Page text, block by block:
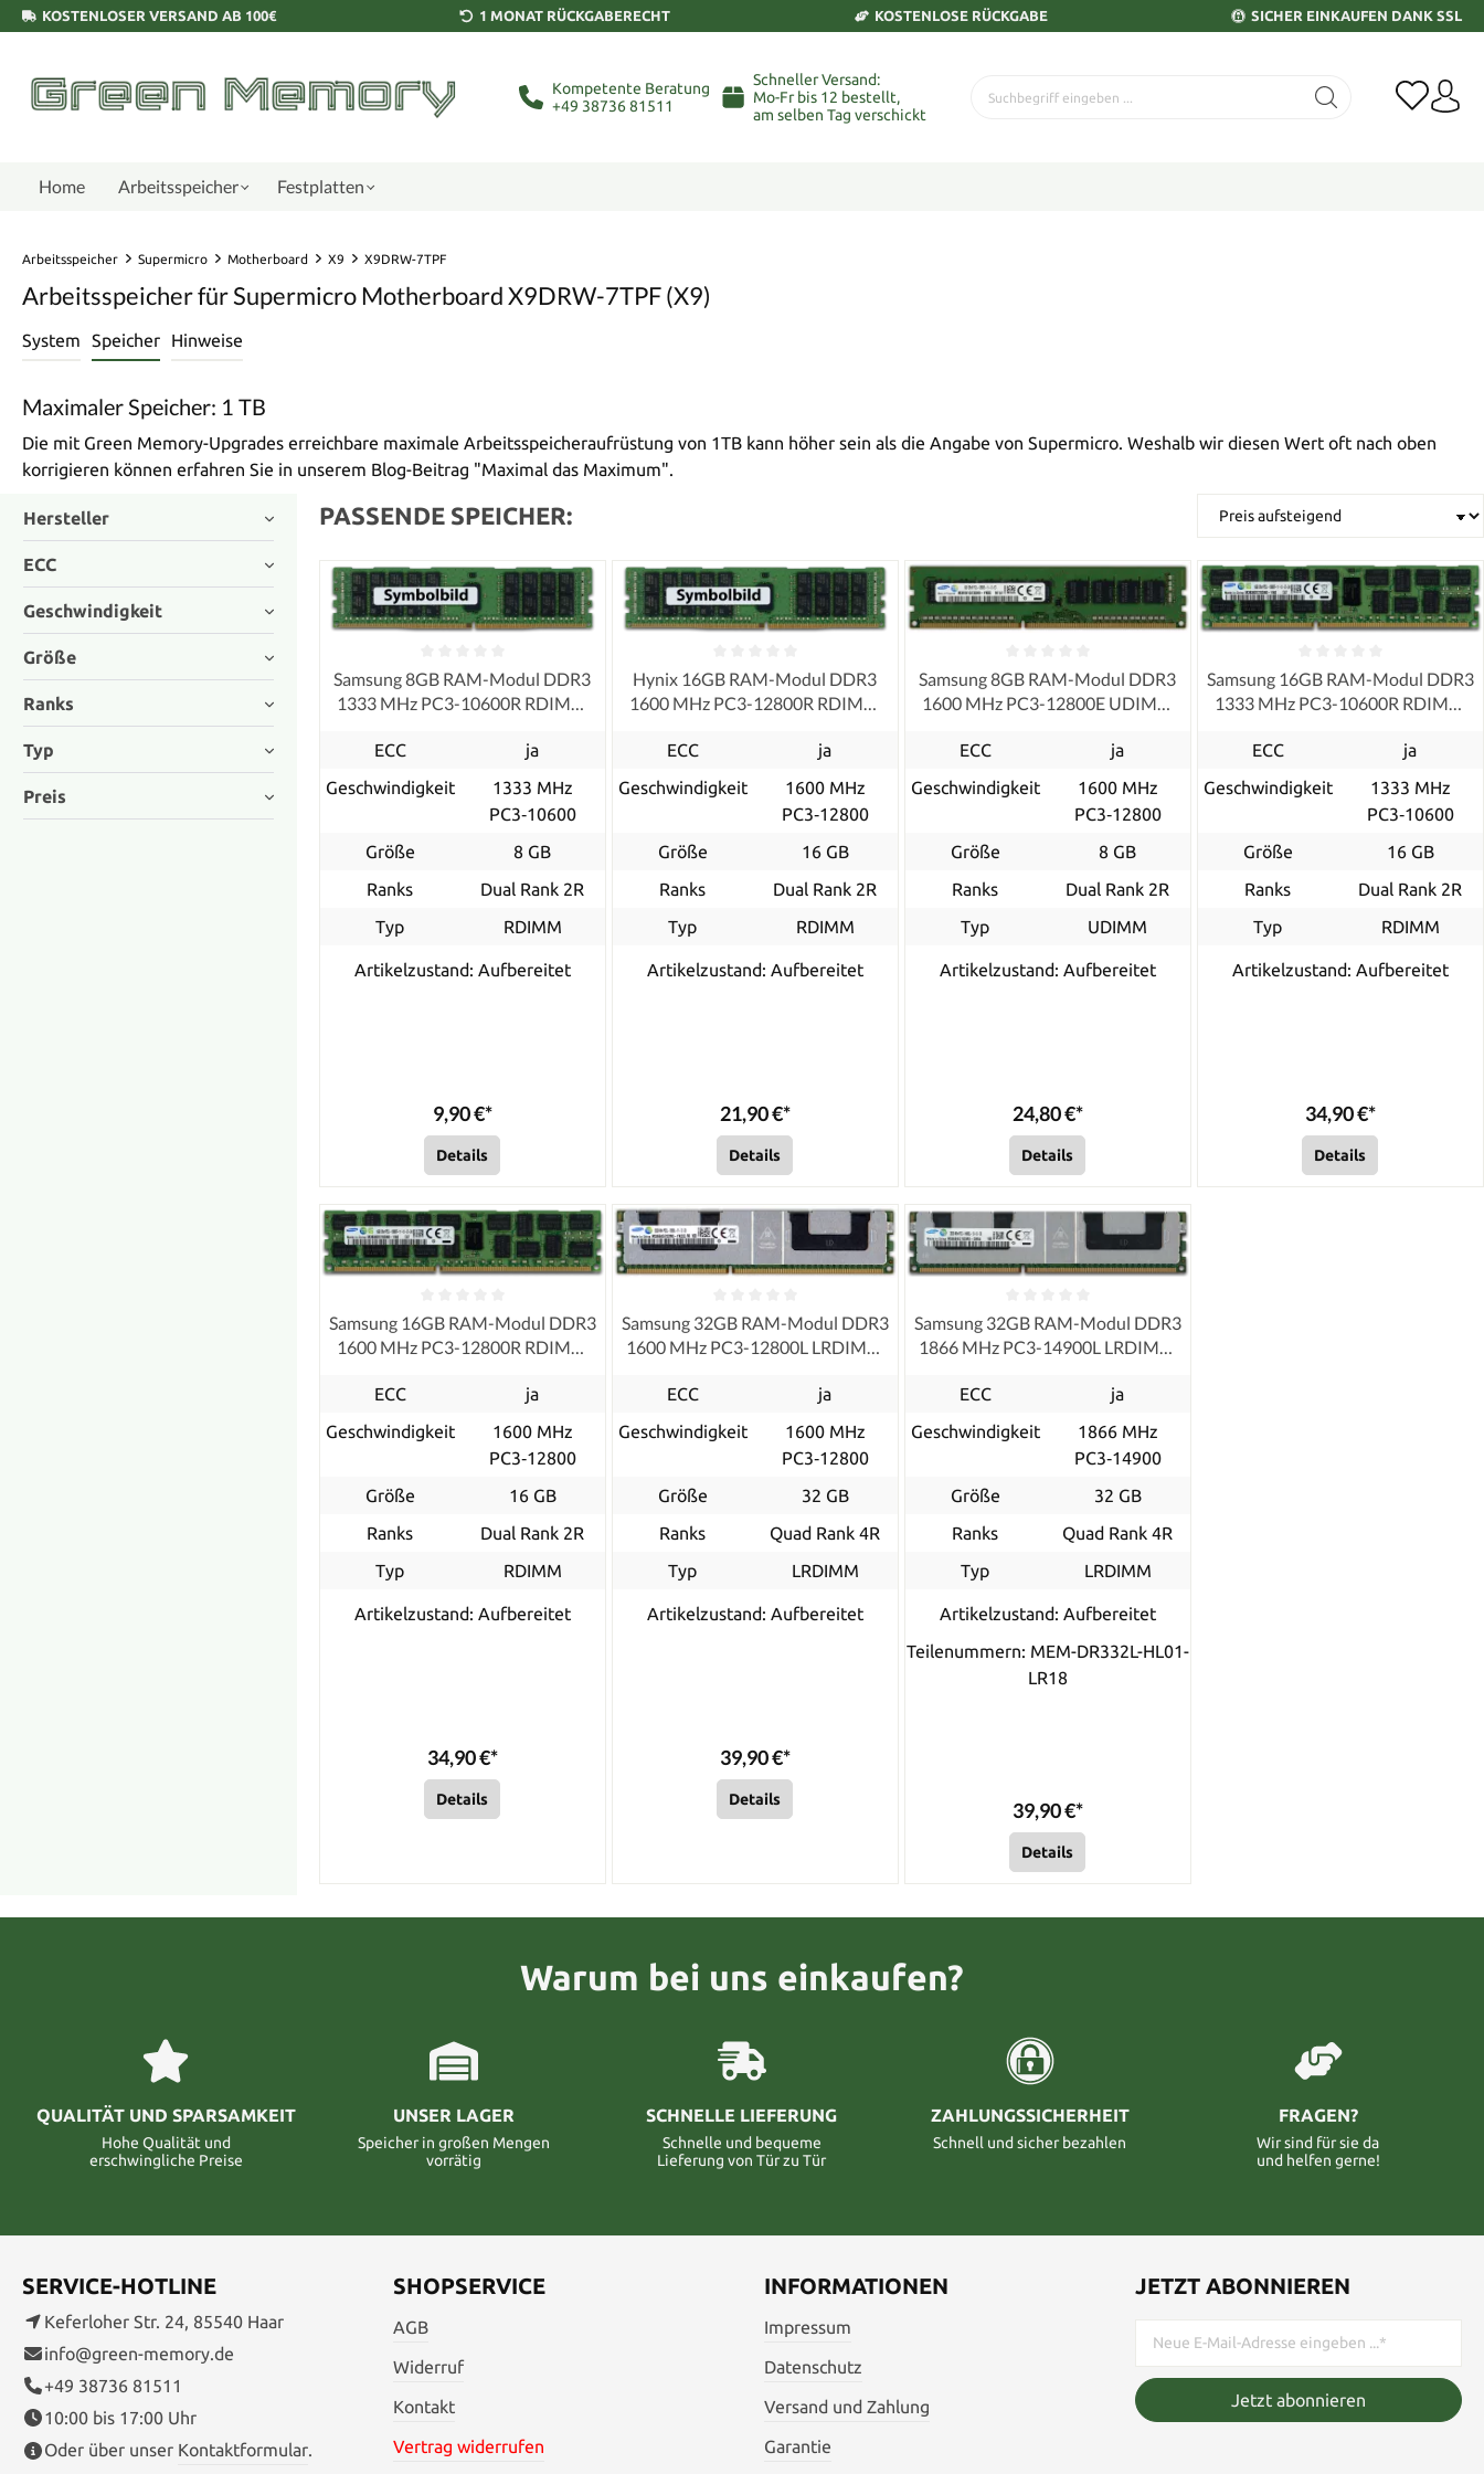
KOSTENLOSER VERSAND AB 100€ 1 MONAT RÜCKGABERECHT KOSTENLOSE RÜCKGABE SICHER EINKAUFEN DANK SSL
Kompetente Beratung
+49 38736 81511
Schneller Versand:
Mo-Fr bis 12 bestellt,
am selben Tag verschickt
Home Arbeitsspeicher Festplatten
Arbeitsspeicher Supermicro Motherboard X9 X9DRW-7TPF
Arbeitsspeicher für Supermicro Motherboard X9DRW-7TPF (X9)
System Speicher Hinweise
Maximaler Speicher: 1 TB
Die mit Green Memory-Upgrades erreichbare maximale Arbeitsspeicheraufrüstung von 1TB kann höher sein als die Angabe von Supermicro. Weshalb wir diesen Wert oft nach oben
korrigieren können erfahren Sie in unserem Blog-Beitrag "Maximal das Maximum".
Hersteller
ECC
Geschwindigkeit
Größe
Ranks
Typ
Preis
PASSENDE SPEICHER:
Samsung 8GB RAM-Modul DDR3
1333 MHz PC3-10600R RDIMM
ECC
ja
Geschwindigkeit
1333 MHz
PC3‑10600
Größe
8 GB
Ranks
Dual Rank 2R
Typ
RDIMM
Artikelzustand: Aufbereitet
9,90 €*
Details
Hynix 16GB RAM-Modul DDR3
1600 MHz PC3-12800R RDIMM
ECC
ja
Geschwindigkeit
1600 MHz
PC3‑12800
Größe
16 GB
Ranks
Dual Rank 2R
Typ
RDIMM
Artikelzustand: Aufbereitet
21,90 €*
Details
Samsung 8GB RAM-Modul DDR3
1600 MHz PC3-12800E UDIMM
ECC
ja
Geschwindigkeit
1600 MHz
PC3‑12800
Größe
8 GB
Ranks
Dual Rank 2R
Typ
UDIMM
Artikelzustand: Aufbereitet
24,80 €*
Details
Samsung 16GB RAM-Modul DDR3
1333 MHz PC3-10600R RDIMM
ECC
ja
Geschwindigkeit
1333 MHz
PC3‑10600
Größe
16 GB
Ranks
Dual Rank 2R
Typ
RDIMM
Artikelzustand: Aufbereitet
34,90 €*
Details
Samsung 16GB RAM-Modul DDR3
1600 MHz PC3-12800R RDIMM
ECC
ja
Geschwindigkeit
1600 MHz
PC3‑12800
Größe
16 GB
Ranks
Dual Rank 2R
Typ
RDIMM
Artikelzustand: Aufbereitet
34,90 €*
Details
Samsung 32GB RAM-Modul DDR3
1600 MHz PC3-12800L LRDIMM
ECC
ja
Geschwindigkeit
1600 MHz
PC3‑12800
Größe
32 GB
Ranks
Quad Rank 4R
Typ
LRDIMM
Artikelzustand: Aufbereitet
39,90 €*
Details
Samsung 32GB RAM-Modul DDR3
1866 MHz PC3-14900L LRDIMM
ECC
ja
Geschwindigkeit
1866 MHz
PC3‑14900
Größe
32 GB
Ranks
Quad Rank 4R
Typ
LRDIMM
Artikelzustand: Aufbereitet
Teilenummern: MEM-DR332L-HL01-
LR18
39,90 €*
Details
Warum bei uns einkaufen?
QUALITÄT UND SPARSAMKEIT
Hohe Qualität und
erschwingliche Preise
UNSER LAGER
Speicher in großen Mengen
vorrätig
SCHNELLE LIEFERUNG
Schnelle und bequeme
Lieferung von Tür zu Tür
ZAHLUNGSSICHERHEIT
Schnell und sicher bezahlen
FRAGEN?
Wir sind für sie da
und helfen gerne!
SERVICE-HOTLINE
Keferloher Str. 24, 85540 Haar
info@green-memory.de
+49 38736 81511
10:00 bis 17:00 Uhr
Oder über unser Kontaktformular.
SHOPSERVICE
AGB
Widerruf
Kontakt
Vertrag widerrufen
INFORMATIONEN
Impressum
Datenschutz
Versand und Zahlung
Garantie
JETZT ABONNIEREN
Jetzt abonnieren